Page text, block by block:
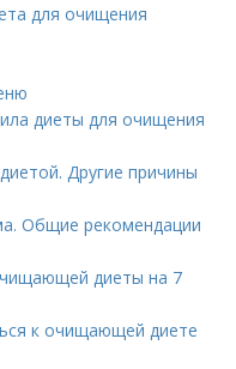
для очищения
диеты для очищения
Другие причины
Общие рекомендации
дие­ты на 7
к очи­ща­ю­щей дие­те